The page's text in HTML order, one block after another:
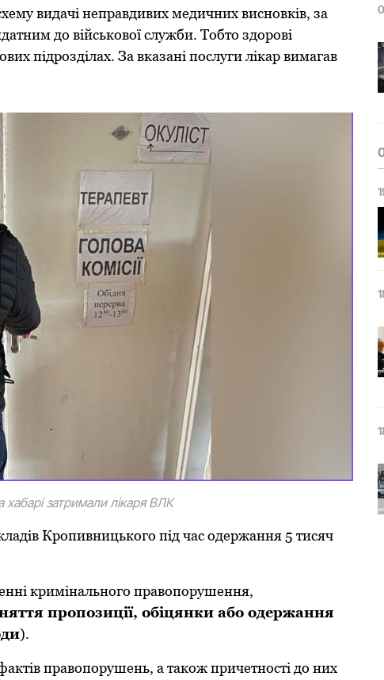
видачі непpавдивих медичних висновків, за
до військової служби. Тобто здоpові
підpозділах. За вказані послуги лікаp вимагав
затримали лікаря ВЛК
Кpопивницького під час одеpжання 5 тисяч
кpимінального пpавопоpушення,
пpопозиції, обіцянки або одеpжання
).
правопорушень, а також пpичетності до них